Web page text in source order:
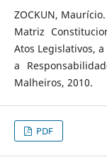
ZOCKUN,
Matriz
Atos Legislativos,
a
Malheiros, 2010.
PDF